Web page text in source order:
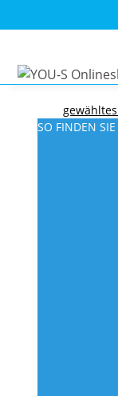
SO FINDEN